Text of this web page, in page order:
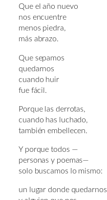
Que el año nuevo
nos encuentre
menos piedra,
más abrazo.
Que sepamos
quedarnos
cuando huir
fue fácil.
Porque las derrotas,
cuando has luchado,
también embellecen.
Y porque todos —
personas y poemas—
solo buscamos lo mismo:
un lugar donde quedarnos